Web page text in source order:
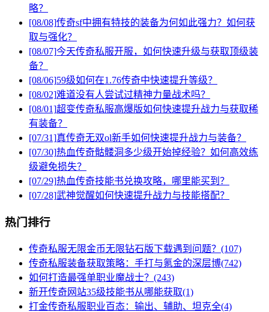
略？
[08/08]传奇sf中拥有特技的装备为何如此强力？如何获
取与强化？
[08/07]今天传奇私服开服，如何快速升级与获取顶级装
备？
[08/06]59级如何在1.76传奇中快速提升等级？
[08/02]难道没有人尝试过精神力量战术吗？
[08/01]超变传奇私服高爆版如何快速提升战力与获取稀
有装备？
[07/31]真传奇无双ol新手如何快速提升战力与装备？
[07/30]热血传奇骷髅洞多少级开始掉经验？如何高效练
级避免损失？
[07/29]热血传奇技能书兑换攻略，哪里能买到？
[07/28]武神觉醒如何快速提升战力与技能搭配？
热门排行
传奇私服无限金币无限钻石版下载遇到问题？(107)
传奇私服装备获取策略：手打与氪金的深层博(742)
如何打造最强单职业魔战士？(243)
新开传奇网站35级技能书从哪能获取(1)
打金传奇私服职业百态：输出、辅助、坦克全(4)